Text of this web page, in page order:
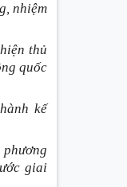
nhiệm
thủ
quốc
kế
phương
giai